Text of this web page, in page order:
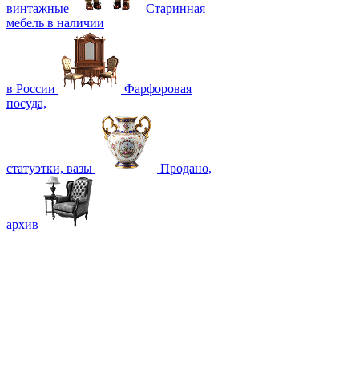
винтажные
Старинная
мебель в наличии
в России
Фарфоровая
посуда,
статуэтки, вазы Продано,
архив